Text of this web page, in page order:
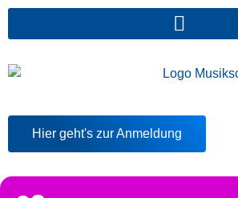
Hier geht's zur Anmeldung